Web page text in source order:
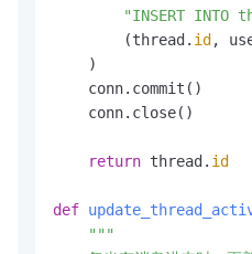
"INSERT
        (thread.
id,
    )
    conn.commit()
    conn.close()
return thread. id
def
"""